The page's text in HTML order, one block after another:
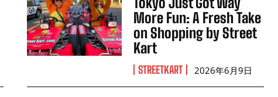
More Fun: A Fresh Take
on Shopping by Street
Kart
STREETKART 2026年6月9日